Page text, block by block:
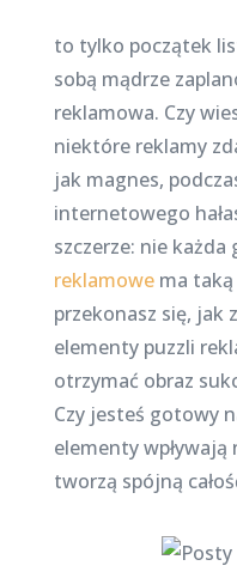
to tylko początek
sobą mądrze
reklamowa. Czy
niektóre reklamy
jak magnes,
internetowego
szczerze: nie każda
reklamowema taką
przekonasz się, jak
elementy puzzli
otrzymać obraz
Czy jesteś gotowy
elementy wpływają
tworzą spójną